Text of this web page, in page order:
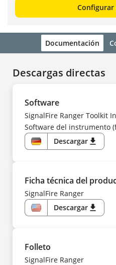
Documentación
Descargas directas
Software
SignalFire Ranger Toolkit
Software del instrumento
DE
Descargar download
Ficha técnica del
SignalFire Ranger
US
Descargar download
Folleto
SignalFire Ranger